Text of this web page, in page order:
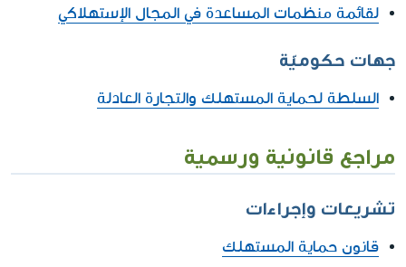
لقائمة منظمات المساعدة في المجال الإستهلاكي
جهات حكوميّة
السلطة لحماية المستهلك والتجارة العادلة
مراجع قانونية ورسمية
تشريعات وإجراءات
قانون حماية المستهلك